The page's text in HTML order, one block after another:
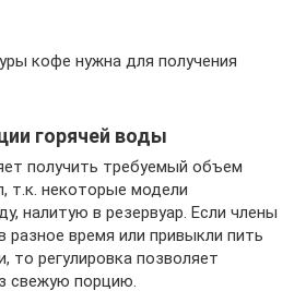
кофе нужна для получения
горячей воды
получить требуемый объем
т.к. некоторые модели
налитую в резервуар. Если члены
время или привыкли пить
то регулировка позволяет
свежую порцию.